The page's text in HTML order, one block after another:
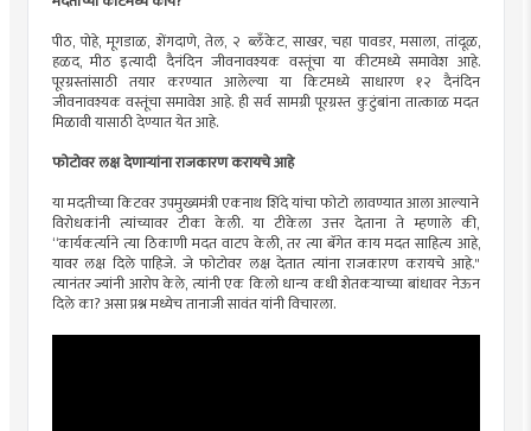
पीठ, पोहे, मूगडाळ, शेंगदाणे, तेल, २ ब्लँकेट, साखर, चहा पावडर, मसाला, तांदूळ,
हळद, मीठ इत्यादी दैनंदिन जीवनावश्यक वस्तूंचा या कीटमध्ये समावेश आहे.
पूरग्रस्तांसाठी तयार करण्यात आलेल्या या किटमध्ये साधारण १२ दैनंदिन
जीवनावश्यक वस्तूंचा समावेश आहे. ही सर्व सामग्री पूरग्रस्त कुटुंबांना तात्काळ मदत
मिळावी यासाठी देण्यात येत आहे.
फोटोवर लक्ष देणाऱ्यांना राजकारण करायचे आहे
या मदतीच्या किटवर उपमुख्यमंत्री एकनाथ शिंदे यांचा फोटो लावण्यात आला आल्याने
विरोधकांनी त्यांच्यावर टीका केली. या टीकेला उत्तर देताना ते म्हणाले की,
“कार्यकर्त्याने त्या ठिकाणी मदत वाटप केली, तर त्या बॅगेत काय मदत साहित्य आहे,
यावर लक्ष दिले पाहिजे. जे फोटोवर लक्ष देतात त्यांना राजकारण करायचे आहे."
त्यानंतर ज्यांनी आरोप केले, त्यांनी एक किलो धान्य कधी शेतकऱ्याच्या बांधावर नेऊन
दिले का? असा प्रश्न मध्येच तानाजी सावंत यांनी विचारला.